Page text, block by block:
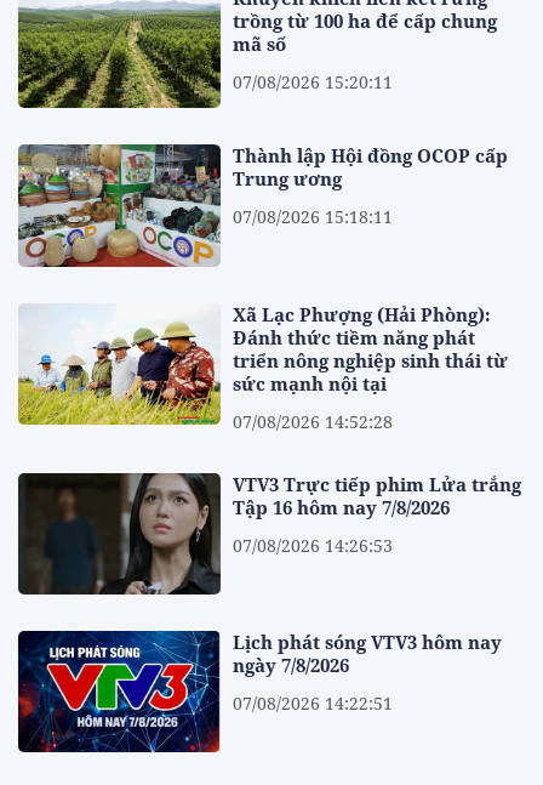
trồng từ 100 ha để cấp chung
mã số
07/08/2026 15:20:11
Thành lập Hội đồng OCOP cấp
Trung ương
07/08/2026 15:18:11
Xã Lạc Phượng (Hải Phòng):
Đánh thức tiềm năng phát
triển nông nghiệp sinh thái từ
sức mạnh nội tại
07/08/2026 14:52:28
VTV3 Trực tiếp phim Lửa trắng
Tập 16 hôm nay 7/8/2026
07/08/2026 14:26:53
Lịch phát sóng VTV3 hôm nay
ngày 7/8/2026
07/08/2026 14:22:51